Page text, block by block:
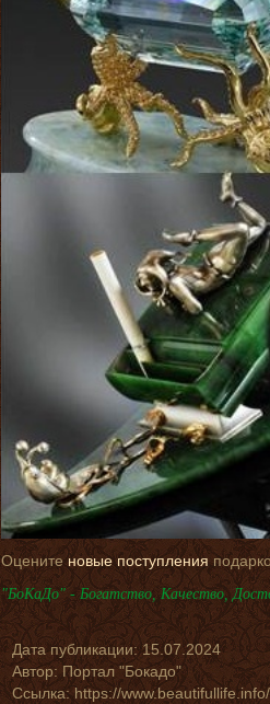
Оценитеновые поступления
"БоКаДо" - Богатство, Качество,
Дата публикации:15.07.2024
Автор: Портал "Бокадо"
Ссылка: https://